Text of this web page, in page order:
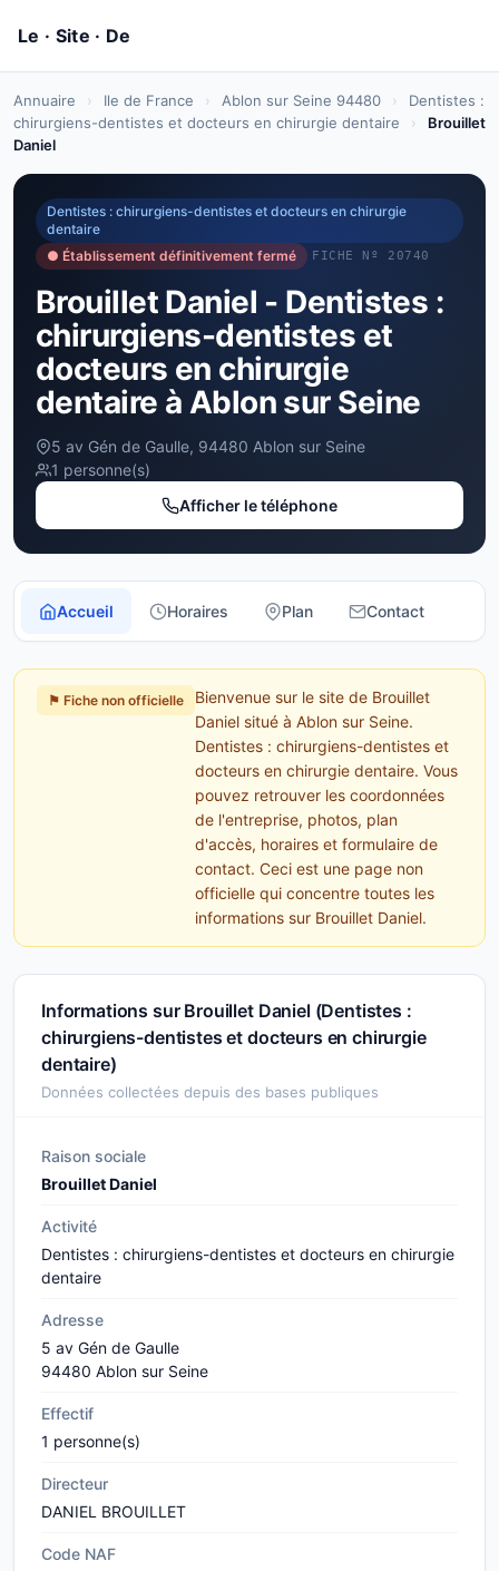
Annuaire › Ile de France › Ablon sur Seine 94480 ›
Dentistes :
chirurgiens-dentistes et docteurs en chirurgie dentaire
›
Brouillet
Daniel
Dentistes : chirurgiens-dentistes et docteurs en chirurgie
dentaire
● Établissement définitivement fermé
FICHE Nº 20740
Brouillet Daniel - Dentistes :
chirurgiens-dentistes et
docteurs en chirurgie
dentaire à Ablon sur Seine
5 av Gén de Gaulle, 94480 Ablon sur Seine
1 personne(s)
Afficher le téléphone
Accueil Horaires Plan Contact
⚑ Fiche non officielle
Bienvenue sur le site de Brouillet
Daniel situé à Ablon sur Seine.
Dentistes : chirurgiens-dentistes et
docteurs en chirurgie dentaire. Vous
pouvez retrouver les coordonnées
de l'entreprise, photos, plan
d'accès, horaires et formulaire de
contact. Ceci est une page non
officielle qui concentre toutes les
informations sur Brouillet Daniel.
Informations sur Brouillet Daniel (Dentistes :
chirurgiens-dentistes et docteurs en chirurgie
dentaire)
Données collectées depuis des bases publiques
Raison sociale
Brouillet Daniel
Activité
Dentistes : chirurgiens-dentistes et docteurs en chirurgie
dentaire
Adresse
5 av Gén de Gaulle
94480 Ablon sur Seine
Effectif
1 personne(s)
Directeur
DANIEL BROUILLET
Code NAF